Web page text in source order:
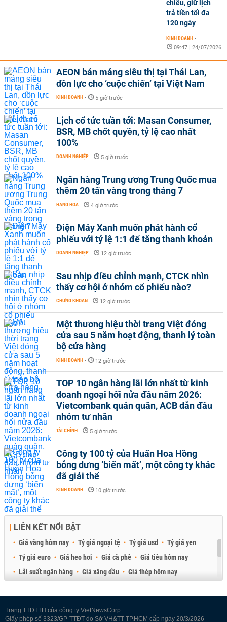
chiều, giữ lịch
trả tiền tối đa
120 ngày
KINH DOANH -
09:47 | 24/07/2026
AEON bán mảng siêu thị tại Thái Lan,
dồn lực cho ‘cuộc chiến’ tại Việt Nam
KINH DOANH - 5 giờ trước
Lịch cổ tức tuần tới: Masan Consumer,
BSR, MB chốt quyền, tỷ lệ cao nhất
100%
DOANH NGHIỆP - 5 giờ trước
Ngân hàng Trung ương Trung Quốc mua
thêm 20 tấn vàng trong tháng 7
HÀNG HÓA - 4 giờ trước
Điện Máy Xanh muốn phát hành cổ
phiếu với tỷ lệ 1:1 để tăng thanh khoản
DOANH NGHIỆP - 12 giờ trước
Sau nhịp điều chỉnh mạnh, CTCK nhìn
thấy cơ hội ở nhóm cổ phiếu nào?
CHỨNG KHOÁN - 12 giờ trước
Một thương hiệu thời trang Việt đóng
cửa sau 5 năm hoạt động, thanh lý toàn
bộ cửa hàng
KINH DOANH - 12 giờ trước
TOP 10 ngân hàng lãi lớn nhất từ kinh
doanh ngoại hối nửa đầu năm 2026:
Vietcombank quán quân, ACB dẫn đầu
nhóm tư nhân
TÀI CHÍNH - 5 giờ trước
Công ty 100 tỷ của Huấn Hoa Hồng
bỗng dưng ‘biến mất’, một công ty khác
đã giải thể
KINH DOANH - 10 giờ trước
LIÊN KẾT NỔI BẬT
Giá vàng hôm nay Tỷ giá ngoại tệ Tỷ giá usd
Tỷ giá yen
Tỷ giá euro
Giá heo hơi Giá cà phê
Giá tiêu hôm nay
Lãi suất ngân hàng
Giá xăng dầu
Giá thép hôm nay
Trang TTĐTTH của công ty VietNewsCorp
Giấy phép số 3323/GP-TTĐT do Sở VH&TT TP.HCM cấp ngày 20/3/2026